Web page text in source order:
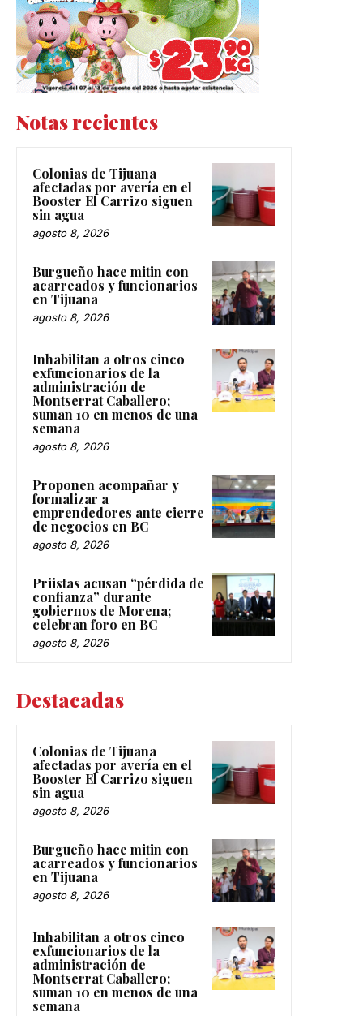
Notas recientes
Colonias de Tijuana
afectadas por avería en el
Booster El Carrizo siguen
sin agua
agosto 8, 2026
Burgueño hace mitin con
acarreados y funcionarios
en Tijuana
agosto 8, 2026
Inhabilitan a otros cinco
exfuncionarios de la
administración de
Montserrat Caballero;
suman 10 en menos de una
semana
agosto 8, 2026
Proponen acompañar y
formalizar a
emprendedores ante cierre
de negocios en BC
agosto 8, 2026
Priistas acusan “pérdida de
confianza” durante
gobiernos de Morena;
celebran foro en BC
agosto 8, 2026
Destacadas
Colonias de Tijuana
afectadas por avería en el
Booster El Carrizo siguen
sin agua
agosto 8, 2026
Burgueño hace mitin con
acarreados y funcionarios
en Tijuana
agosto 8, 2026
Inhabilitan a otros cinco
exfuncionarios de la
administración de
Montserrat Caballero;
suman 10 en menos de una
semana